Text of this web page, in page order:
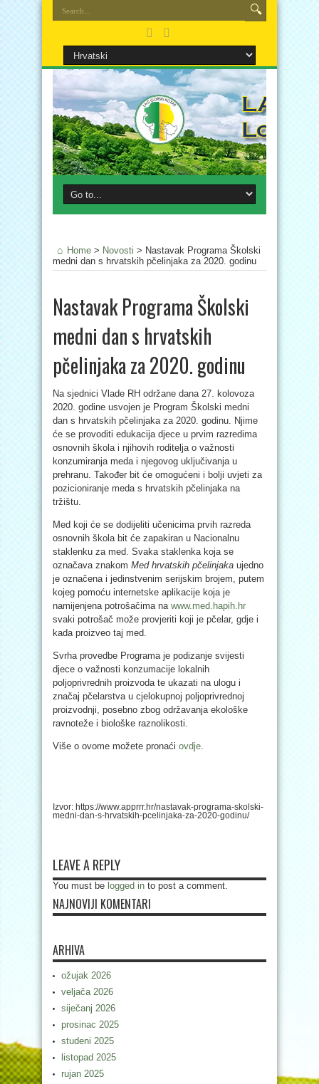
Home > Novosti > Nastavak Programa Školski
medni dan s hrvatskih pčelinjaka za 2020. godinu
Nastavak Programa Školski
medni dan s hrvatskih
pčelinjaka za 2020. godinu
Na sjednici Vlade RH održane dana 27. kolovoza
2020. godine usvojen je Program Školski medni
dan s hrvatskih pčelinjaka za 2020. godinu. Njime
će se provoditi edukacija djece u prvim razredima
osnovnih škola i njihovih roditelja o važnosti
konzumiranja meda i njegovog uključivanja u
prehranu. Također bit će omogućeni i bolji uvjeti za
pozicioniranje meda s hrvatskih pčelinjaka na
tržištu.
Med koji će se dodijeliti učenicima prvih razreda
osnovnih škola bit će zapakiran u Nacionalnu
staklenku za med. Svaka staklenka koja se
označava znakom Med hrvatskih pčelinjaka ujedno
je označena i jedinstvenim serijskim brojem, putem
kojeg pomoću internetske aplikacije koja je
namijenjena potrošačima na www.med.hapih.hr
svaki potrošač može provjeriti koji je pčelar, gdje i
kada proizveo taj med.
Svrha provedbe Programa je podizanje svijesti
djece o važnosti konzumacije lokalnih
poljoprivrednih proizvoda te ukazati na ulogu i
značaj pčelarstva u cjelokupnoj poljoprivrednoj
proizvodnji, posebno zbog održavanja ekološke
ravnoteže i biološke raznolikosti.
Više o ovome možete pronaći ovdje.
Izvor: https://www.apprrr.hr/nastavak-programa-skolski-
medni-dan-s-hrvatskih-pcelinjaka-za-2020-godinu/
LEAVE A REPLY
You must be logged in to post a comment.
NAJNOVIJI KOMENTARI
ARHIVA
ožujak 2026
veljača 2026
siječanj 2026
prosinac 2025
studeni 2025
listopad 2025
rujan 2025